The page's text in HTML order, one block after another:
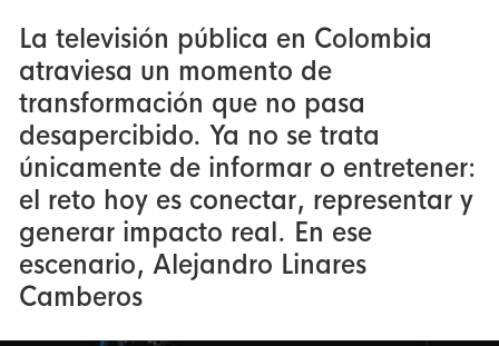
La televisión pública en Colombia
atraviesa un momento de
transformación que no pasa
desapercibido. Ya no se trata
únicamente de informar o entretener:
el reto hoy es conectar, representar y
generar impacto real. En ese
escenario, Alejandro Linares
Camberos